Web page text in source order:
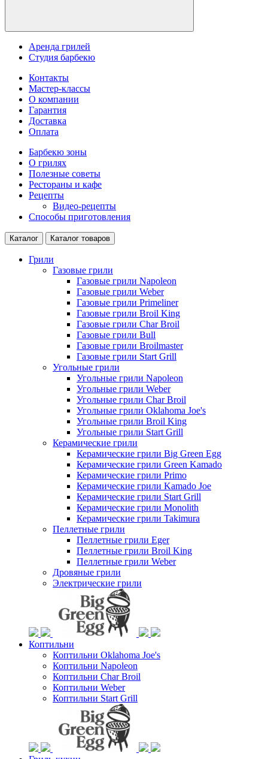
Аренда грилей
Студия барбекю
Контакты
Мастер-классы
О компании
Гарантия
Доставка
Оплата
Барбекю зоны
О грилях
Полезные советы
Рестораны и кафе
Рецепты
Видео-рецепты
Способы приготовления
Каталог Каталог товаров
Грили
Газовые грили
Газовые грили Napoleon
Газовые грили Weber
Газовые грили Primeliner
Газовые грили Broil King
Газовые грили Char Broil
Газовые грили Bull
Газовые грили Broilmaster
Газовые грили Start Grill
Угольные грили
Угольные грили Napoleon
Угольные грили Weber
Угольные грили Char Broil
Угольные грили Oklahoma Joe's
Угольные грили Broil King
Угольные грили Start Grill
Керамические грили
Керамические грили Big Green Egg
Керамические грили Green Kamado
Керамические грили Primo
Керамические грили Kamado Joe
Керамические грили Start Grill
Керамические грили Monolith
Керамические грили Takimura
Пеллетные грили
Пеллетные грили Eger
Пеллетные грили Broil King
Пеллетные грили Weber
Дровяные грили
Электрические грили
Коптильни
Коптильни Oklahoma Joe's
Коптильни Napoleon
Коптильни Char Broil
Коптильни Weber
Коптильни Start Grill